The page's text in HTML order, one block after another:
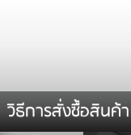
วิธีการสั่งซื้อสินค้า